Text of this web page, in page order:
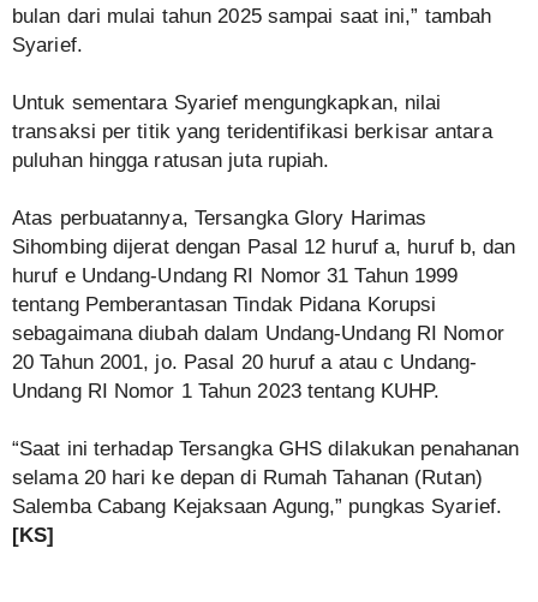
bulan dari mulai tahun 2025 sampai saat ini,” tambah
Syarief.
Untuk sementara Syarief mengungkapkan, nilai
transaksi per titik yang teridentifikasi berkisar antara
puluhan hingga ratusan juta rupiah.
Atas perbuatannya, Tersangka Glory Harimas
Sihombing dijerat dengan Pasal 12 huruf a, huruf b, dan
huruf e Undang-Undang RI Nomor 31 Tahun 1999
tentang Pemberantasan Tindak Pidana Korupsi
sebagaimana diubah dalam Undang-Undang RI Nomor
20 Tahun 2001, jo. Pasal 20 huruf a atau c Undang-
Undang RI Nomor 1 Tahun 2023 tentang KUHP.
“Saat ini terhadap Tersangka GHS dilakukan penahanan
selama 20 hari ke depan di Rumah Tahanan (Rutan)
Salemba Cabang Kejaksaan Agung,” pungkas Syarief.
[KS]